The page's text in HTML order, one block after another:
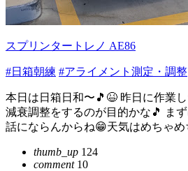
スプリンタートレノ AE86
#日箱朝練 #アライメント測定・調整
本日は日箱日和〜🎵😆 昨日に作業
減衰調整をするのが目的かな🎵 ま
話にならんからね😁天気はめちゃめ
thumb_up 124
comment10